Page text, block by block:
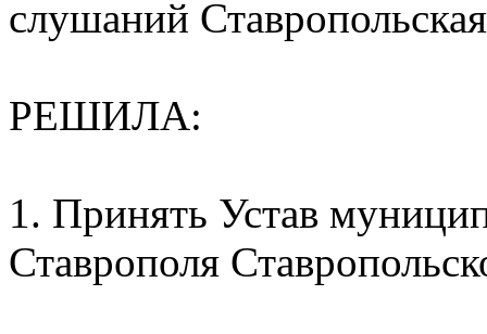
слушаний
РЕШИЛА:
1. Принять Устав
Ставрополя